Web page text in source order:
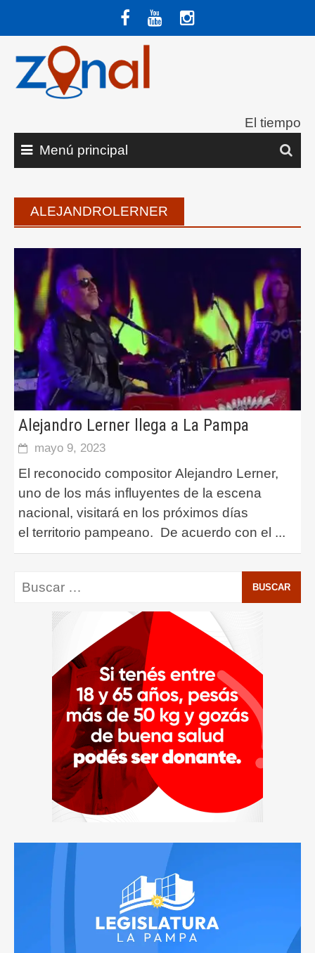
contenido
El tiempo
Menú principal
ALEJANDROLERNER
Alejandro Lerner llega a La Pampa
mayo 9, 2023
El reconocido compositor Alejandro Lerner,
uno de los más influyentes de la escena
nacional, visitará en los próximos días
el territorio pampeano. De acuerdo con el ...
Buscar: